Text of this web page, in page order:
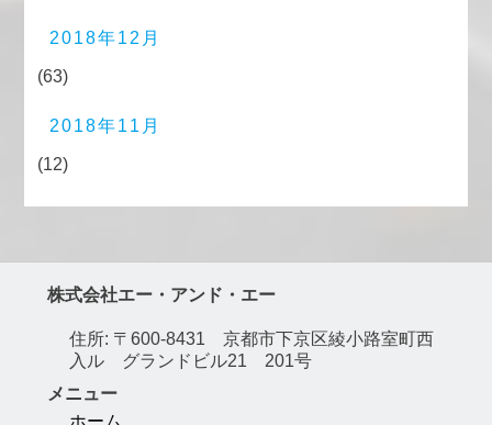
2018年12月
(63)
2018年11月
(12)
株式会社エー・アンド・エー
住所: 〒600-8431 京都市下京区綾小路室町西
入ル グランドビル21 201号
メニュー